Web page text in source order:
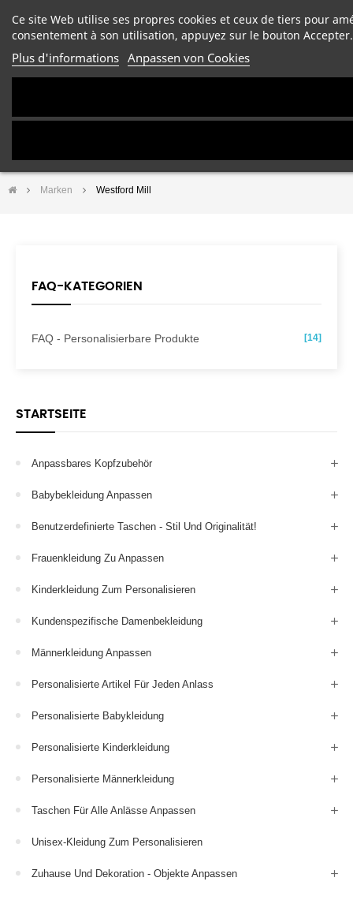
Marken Westford Mill
FAQ-KATEGORIEN
FAQ - Personalisierbare Produkte [14]
STARTSEITE
Anpassbares Kopfzubehör
Babybekleidung Anpassen
Benutzerdefinierte Taschen - Stil Und Originalität!
Frauenkleidung Zu Anpassen
Kinderkleidung Zum Personalisieren
Kundenspezifische Damenbekleidung
Männerkleidung Anpassen
Personalisierte Artikel Für Jeden Anlass
Personalisierte Babykleidung
Personalisierte Kinderkleidung
Personalisierte Männerkleidung
Taschen Für Alle Anlässe Anpassen
Unisex-Kleidung Zum Personalisieren
Zuhause Und Dekoration - Objekte Anpassen
Ce site Web utilise ses propres cookies et ceux de tiers pour
consentement à son utilisation, appuyez sur le bouton Accepter.
Plus d'informations Anpassen von Cookies